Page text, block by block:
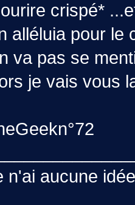
crispé*
alléluia pour le
va pas se
je vais vous
n'ai aucune